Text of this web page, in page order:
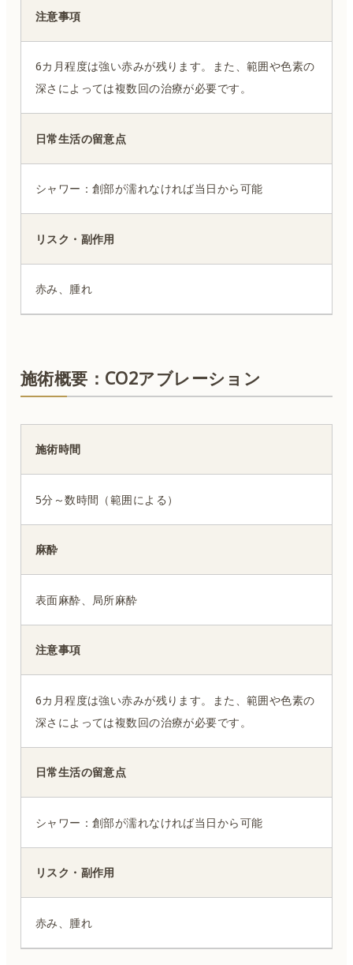
注意事項
6カ月程度は強い赤みが残ります。また、範囲や色素の
深さによっては複数回の治療が必要です。
日常生活の留意点
シャワー：創部が濡れなければ当日から可能
リスク・副作用
赤み、腫れ
施術概要：CO2アブレーション
施術時間
5分～数時間（範囲による）
麻酔
表面麻酔、局所麻酔
注意事項
6カ月程度は強い赤みが残ります。また、範囲や色素の
深さによっては複数回の治療が必要です。
日常生活の留意点
シャワー：創部が濡れなければ当日から可能
リスク・副作用
赤み、腫れ